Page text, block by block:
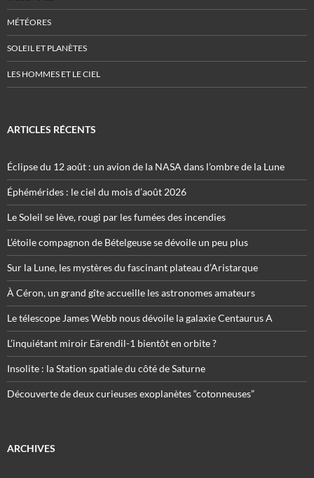
MÉTÉORES
SOLEIL ET PLANÈTES
LES HOMMES ET LE CIEL
ARTICLES RÉCENTS
Éclipse du 12 août : un avion de la NASA dans l’ombre de la Lune
Éphémérides : le ciel du mois d’août 2026
Le Soleil se lève, rougi par les fumées des incendies
L’étoile compagnon de Bételgeuse se dévoile un peu plus
Sur la Lune, les mystères du fascinant plateau d’Aristarque
À Céron, un grand gîte accueille les astronomes amateurs
Le télescope James Webb nous dévoile la galaxie Centaurus A
L’inquiétant miroir Eärendil-1 bientôt en orbite ?
Insolite : la Station spatiale du côté de Saturne
Découverte de deux curieuses exoplanètes “cotonneuses”
ARCHIVES